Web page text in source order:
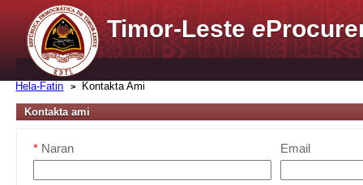
Timor-Lestee
Hela-Fatin Kontakta Ami
Kontakta ami
* Naran Email